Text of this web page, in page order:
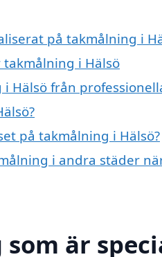
på takmålning i
i Hälsö
Hälsö från
på takmålning i Hälsö?
i andra städer
är